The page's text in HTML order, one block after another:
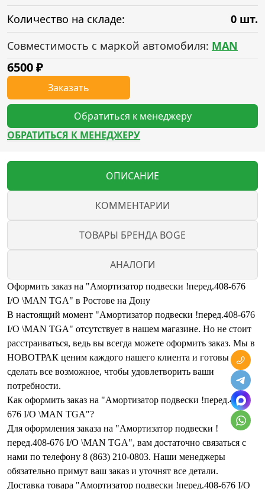
Количество на складе:
0 шт.
Совместимость с маркой автомобиля: MAN
6500₽
Заказать
Обратиться к менеджеру
ОБРАТИТЬСЯ К МЕНЕДЖЕРУ
ОПИСАНИЕ
КОММЕНТАРИИ
ТОВАРЫ БРЕНДА BOGE
АНАЛОГИ
Оформить заказ на "Амортизатор подвески !перед.408-676
I/O \MAN TGA" в Ростове на Дону
В настоящий момент "Амортизатор подвески !перед.408-676
I/O \MAN TGA" отсутствует в нашем магазине. Но не стоит
расстраиваться, ведь вы всегда можете оформить заказ. Мы в
НОВОТРАК ценим каждого нашего клиента и готовы
сделать все возможное, чтобы удовлетворить ваши
потребности.
Как оформить заказ на "Амортизатор подвески !перед.408-
676 I/O \MAN TGA"?
Для оформления заказа на "Амортизатор подвески !
перед.408-676 I/O \MAN TGA", вам достаточно связаться с
нами по телефону 8 (863) 210-0803. Наши менеджеры
обязательно примут ваш заказ и уточнят все детали.
Доставка товара "Амортизатор подвески !перед.408-676 I/O